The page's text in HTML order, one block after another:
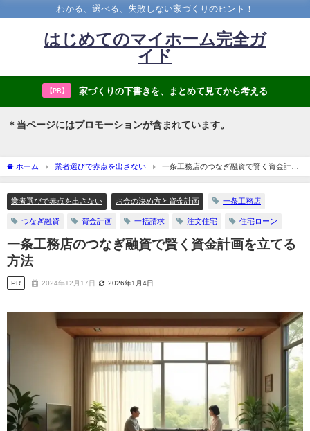
わかる、選べる、失敗しない家づくりのヒント！
はじめてのマイホーム完全ガ
イド
【PR】 家づくりの下書きを、まとめて見てから考える
＊当ページにはプロモーションが含まれています。
ホーム 業者選びで赤点を出さない
一条工務店のつなぎ融資で賢く資金計画
を立てる方法
業者選びで赤点を出さない お金の決め方と資金計画 一条工務店
つなぎ融資 資金計画 一括請求 注文住宅 住宅ローン
一条工務店のつなぎ融資で賢く資金計画を立てる
方法
PR 2024年12月17日 2026年1月4日